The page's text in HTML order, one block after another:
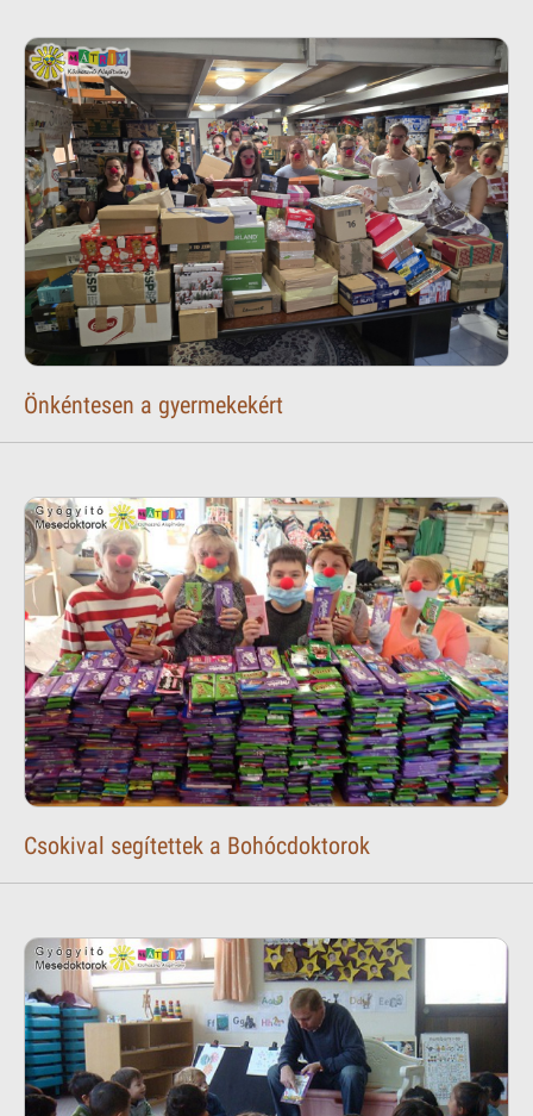
Önkéntesen a gyermekekért
Csokival segítettek a Bohócdoktorok